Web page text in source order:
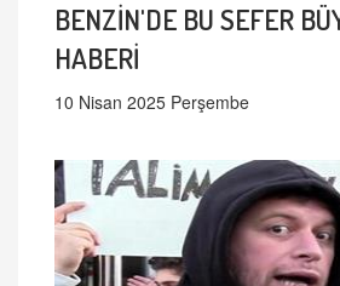
BENZİN'DE BU SEFER
HABERİ
10 Nisan 2025 Perşembe